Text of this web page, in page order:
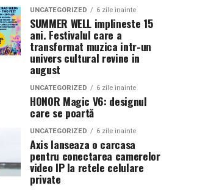
UNCATEGORIZED 6 zile inainte
SUMMER WELL implineste 15
ani. Festivalul care a
transformat muzica intr-un
univers cultural revine in
august
UNCATEGORIZED 6 zile inainte
HONOR Magic V6: designul
care se poartă
UNCATEGORIZED 6 zile inainte
Axis lanseaza o carcasa
pentru conectarea camerelor
video IP la retele celulare
private